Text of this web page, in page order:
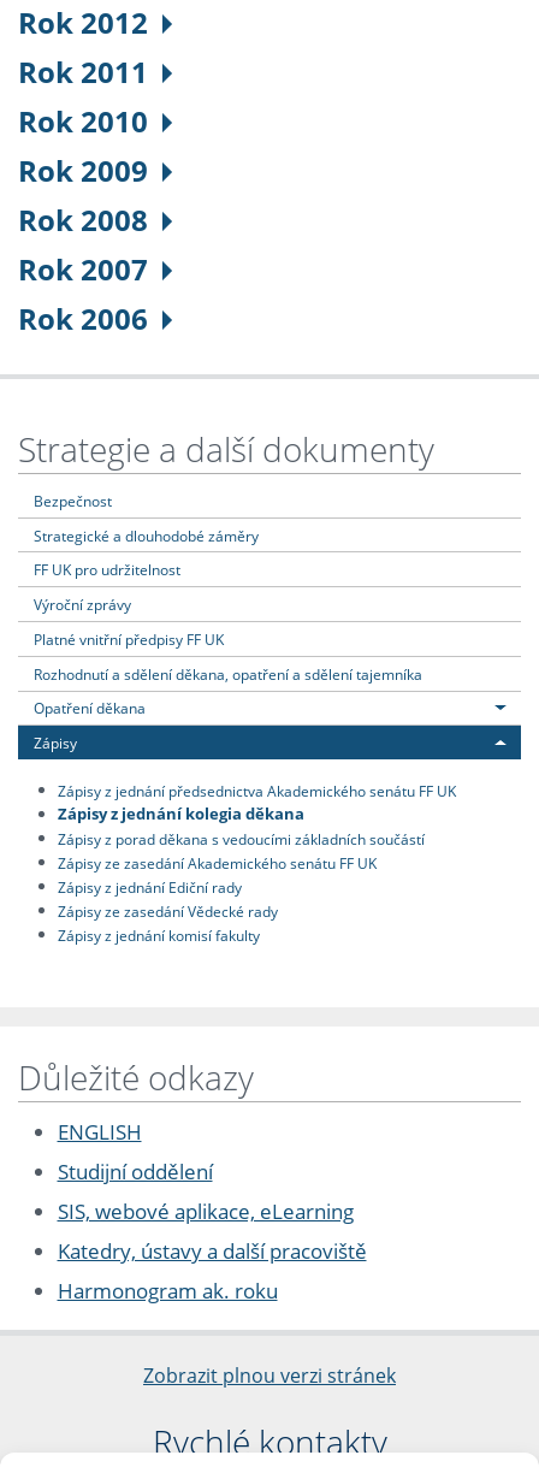
Rok 2012
Rok 2011
Rok 2010
Rok 2009
Rok 2008
Rok 2007
Rok 2006
Strategie a další dokumenty
Bezpečnost
Strategické a dlouhodobé záměry
FF UK pro udržitelnost
Výroční zprávy
Platné vnitřní předpisy FF UK
Rozhodnutí a sdělení děkana, opatření a sdělení tajemníka
Opatření děkana
Zápisy
Zápisy z jednání předsednictva Akademického senátu FF UK
Zápisy z jednání kolegia děkana
Zápisy z porad děkana s vedoucími základních součástí
Zápisy ze zasedání Akademického senátu FF UK
Zápisy z jednání Ediční rady
Zápisy ze zasedání Vědecké rady
Zápisy z jednání komisí fakulty
Důležité odkazy
ENGLISH
Studijní oddělení
SIS, webové aplikace, eLearning
Katedry, ústavy a další pracoviště
Harmonogram ak. roku
Zobrazit plnou verzi stránek
Rychlé kontakty